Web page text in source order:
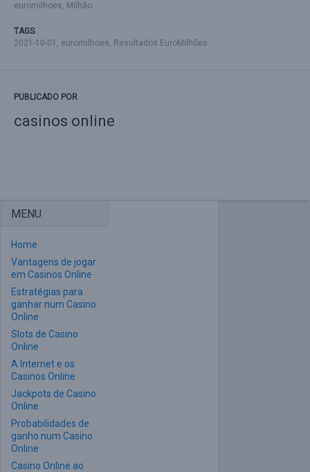
euromilhoes, Milhão
TAGS
2021-10-01 , euromilhoes, Resultados EuroMilhões
PUBLICADO POR
casinos online
MENU
Home
Vantagens de jogar
em Casinos Online
Estratégias para
ganhar num Casino
Online
Slots de Casino
Online
A Internet e os
Casinos Online
Jackpots de Casino
Online
Probabilidades de
ganho num Casino
Online
Casino Online ao